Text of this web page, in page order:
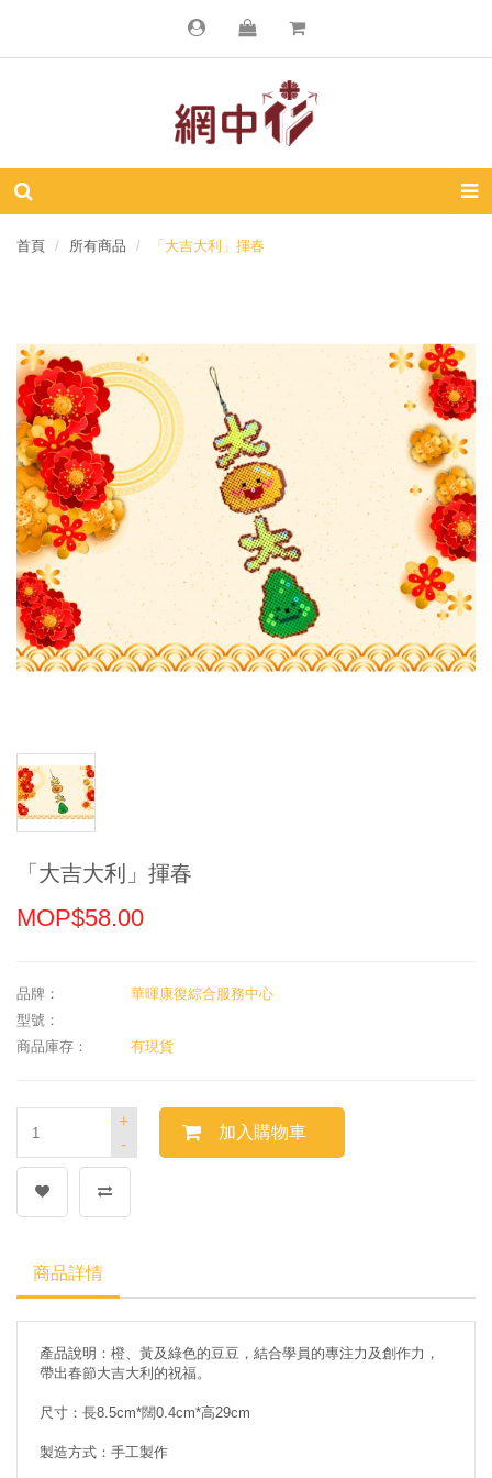
首頁 所有商品 「大吉大利」揮春
「大吉大利」揮春
MOP$58.00
品牌：
華暉康復綜合服務中心
型號：
商品庫存：
有現貨
-
+
加入購物車
商品詳情
產品說明：橙、黃及綠色的豆豆，結合學員的專注力及創作力，
帶出春節大吉大利的祝福。
尺寸：長8.5cm*闊0.4cm*高29cm
製造方式：手工製作